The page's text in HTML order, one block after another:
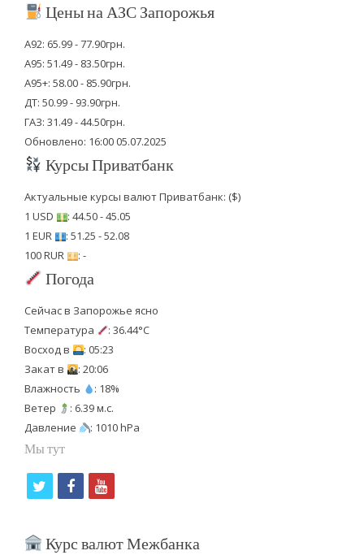
Цены на АЗС Запорожья
А92: 65.99 - 77.90грн.
А95: 51.49 - 83.50грн.
А95+: 58.00 - 85.90грн.
ДТ: 50.99 - 93.90грн.
ГАЗ: 31.49 - 44.50грн.
Обновлено: 16:00 05.07.2025
Курсы Приватбанк
Актуальные курсы валют Приватбанк: ($)
1 USD
: 44.50 - 45.05
1 EUR
: 51.25 - 52.08
100 RUR
: -
Погода
Сейчас в Запорожье ясно
Температура
: 36.44°C
Восход в
: 05:23
Закат в
: 20:06
Влажность
: 18%
Ветер
: 6.39 м.с.
Давление
: 1010 hPa
Мы тут
i
f
c
y
u
Курс валют Межбанка